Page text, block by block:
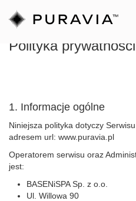
prawdziwa
strefa
komfortu
Polityka prywatności
1. Informacje ogólne
Niniejsza polityka dotyczy
adresem url: www.puravia.pl
Operatorem serwisu oraz
jest:
BASENiSPA Sp. z o.o.
Ul. Willowa 90